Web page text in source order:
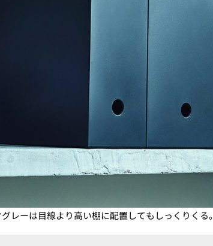
レーは目線より高い棚に配置してもしっくりくる。